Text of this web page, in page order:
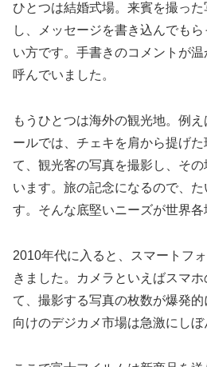
ひとつは結婚式場。来賓を撮っ
し、メッセージを書き込んでも
い方です。手書きのコメントが
呼んでいました。
もうひとつは海外の観光地。例
ールでは、チェキを肩から提げ
て、観光客の写真を撮影し、そ
います。旅の記念になるので、
す。そんな底堅いニーズが世界各
2010年代に入ると、スマートフ
きました。カメラといえばスマ
て、撮影する写真の枚数が爆発
向けのデジカメ市場は急激にしぼ